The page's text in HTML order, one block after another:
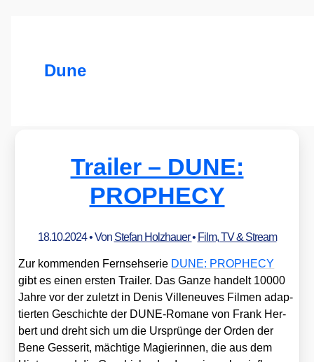
Dune
Trailer – DUNE:
PROPHECY
18.10.2024• Von Stefan Holzhauer• Film, TV & Stream
Zur kom­men­den Fern­seh­se­rie DUNE: PROPHECY
gibt es einen ers­ten Trai­ler. Das Gan­ze han­delt 10000
Jah­re vor der zuletzt in Denis Ville­neu­ves Fil­men adap­
tier­ten Geschich­te der DUNE-Roma­ne von Frank Her­
bert und dreht sich um die Ursprün­ge der Orden der
Bene Ges­se­rit, mäch­ti­ge Magie­rin­nen, die aus dem